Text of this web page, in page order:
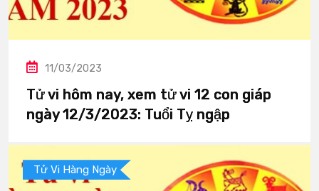
11/03/2023
Tử vi hôm nay, xem tử vi 12 con giáp
ngày 12/3/2023: Tuổi Tỵ ngập
Tử Vi Hàng Ngày